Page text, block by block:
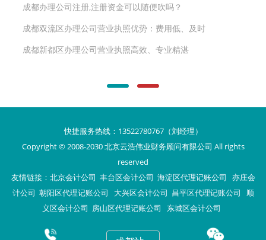
成都办理公司注册,注册资金可以随便吹吗？
成都双流区办理公司营业执照优势：费用低、及时
成都新都区办理公司营业执照高效、专业精湛
快捷服务热线：13522780767（刘经理）
Copyright © 2008-2030 北京云浩伟业财务顾问有限公司 All rights
reserved
友情链接： 北京会计公司 丰台区会计公司 海淀区代理记账公司
亦庄会
计公司 朝阳区代理记账公司 大兴区会计公司 昌平区代理记账公司
顺
义区会计公司 房山区代理记账公司 东城区会计公司